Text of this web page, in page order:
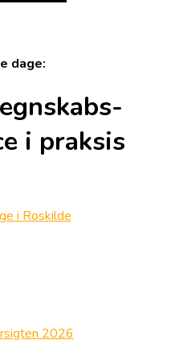
dage:
i praksis
i Roskilde
2026